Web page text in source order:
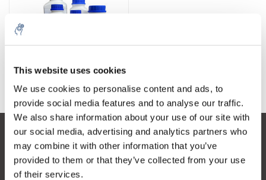
This website uses cookies
We use cookies to personalise content and ads, to
provide social media features and to analyse our traffic.
We also share information about your use of our site with
our social media, advertising and analytics partners who
may combine it with other information that you’ve
provided to them or that they’ve collected from your use
of their services.
Pentole per sostanze pericolose
Servizio di assistenza
Il mio account